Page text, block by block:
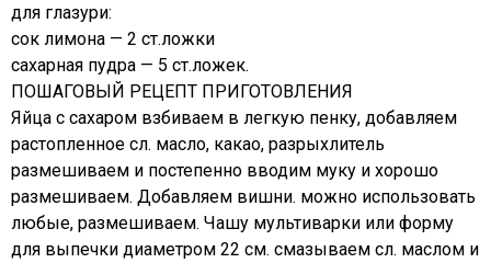
для глазури:
сок лимона — 2 ст.ложки
сахарная пудра — 5 ст.ложек.
ПОШАГОВЫЙ РЕЦЕПТ ПРИГОТОВЛЕНИЯ
Яйца с сахаром взбиваем в легкую пенку, добавляем
растопленное сл. масло, какао, разрыхлитель
размешиваем и постепенно вводим муку и хорошо
размешиваем. Добавляем вишни. можно использовать
любые, размешиваем. Чашу мультиварки или форму
для выпечки диаметром 22 см. смазываем сл. маслом и